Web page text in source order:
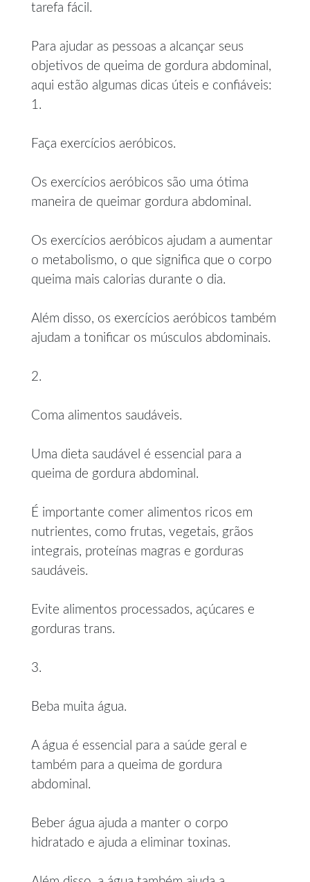
tarefa fácil.
Para ajudar as pessoas a alcançar seus
objetivos de queima de gordura abdominal,
aqui estão algumas dicas úteis e confiáveis:
1.
Faça exercícios aeróbicos.
Os exercícios aeróbicos são uma ótima
maneira de queimar gordura abdominal.
Os exercícios aeróbicos ajudam a aumentar
o metabolismo, o que significa que o corpo
queima mais calorias durante o dia.
Além disso, os exercícios aeróbicos também
ajudam a tonificar os músculos abdominais.
2.
Coma alimentos saudáveis.
Uma dieta saudável é essencial para a
queima de gordura abdominal.
É importante comer alimentos ricos em
nutrientes, como frutas, vegetais, grãos
integrais, proteínas magras e gorduras
saudáveis.
Evite alimentos processados, açúcares e
gorduras trans.
3.
Beba muita água.
A água é essencial para a saúde geral e
também para a queima de gordura
abdominal.
Beber água ajuda a manter o corpo
hidratado e ajuda a eliminar toxinas.